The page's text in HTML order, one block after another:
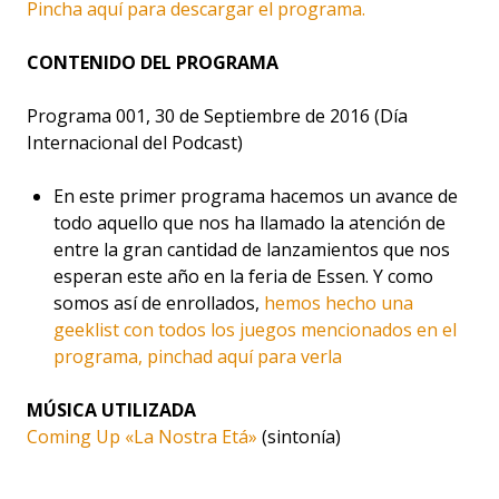
Pincha aquí para descargar el programa.
CONTENIDO DEL PROGRAMA
Programa 001, 30 de Septiembre de 2016 (Día
Internacional del Podcast)
En este primer programa hacemos un avance de
todo aquello que nos ha llamado la atención de
entre la gran cantidad de lanzamientos que nos
esperan este año en la feria de Essen. Y como
somos así de enrollados, hemos hecho una
geeklist con todos los juegos mencionados en el
programa, pinchad aquí para verla
MÚSICA UTILIZADA
Coming Up «La Nostra Etá» (sintonía)